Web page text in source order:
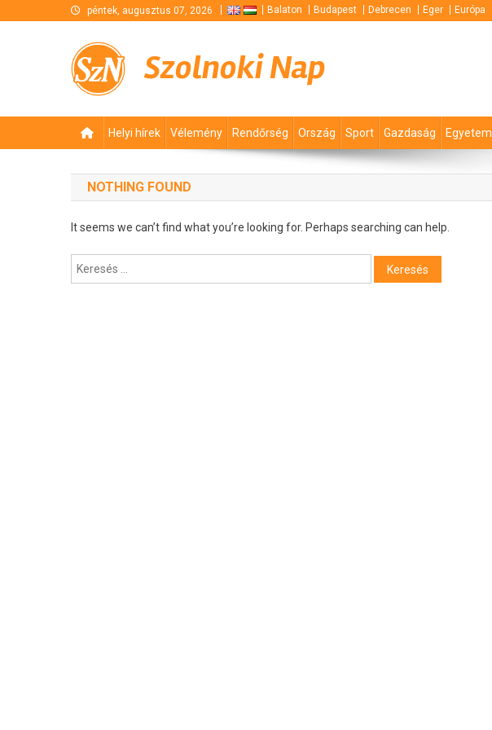
péntek, augusztus 07, 2026 Balaton Budapest Debrecen Eger Európa
Szolnoki Nap
Helyi hírek Vélemény Rendőrség Ország Sport Gazdaság Egyetem
NOTHING FOUND
It seems we can’t find what you’re looking for. Perhaps searching can help.
Keresés: